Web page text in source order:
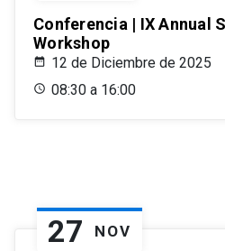
Conferencia | IX Annual
Workshop
12 de Diciembre de 2025
08:30 a 16:00
27 NOV